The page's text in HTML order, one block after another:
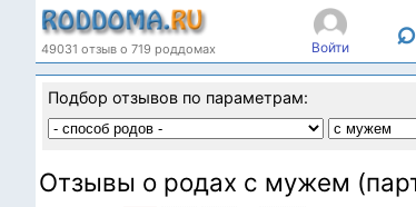
49031 отзыв о 719 роддомах Войти ⌕
Подбор отзывов по параметрам:
Отзывы о родах с мужем